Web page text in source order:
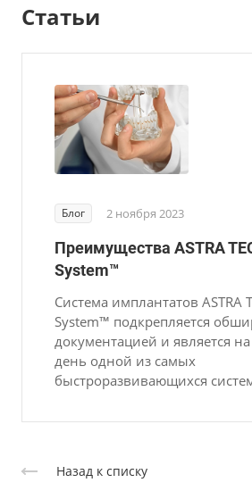
Статьи
Блог 2 ноября 2023
Преимущества ASTRA
System™
Система имплантатов ASTRA
System™ подкрепляется
документацией и является
день одной из самых
быстроразвивающихся
Назад к списку